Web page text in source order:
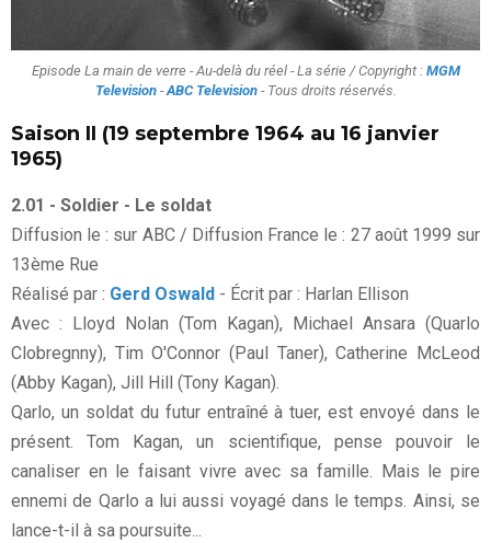
Episode La main de verre - Au-delà du réel - La série / Copyright : MGM
Television-ABC Television- Tous droits réservés.
Saison II (19 septembre 1964 au 16 janvier
1965)
2.01 - Soldier - Le soldat
Diffusion le : sur ABC / Diffusion France le : 27 août 1999 sur
13ème Rue
Réalisé par : Gerd Oswald - Écrit par : Harlan Ellison
Avec : Lloyd Nolan (Tom Kagan), Michael Ansara (Quarlo
Clobregnny), Tim O'Connor (Paul Taner), Catherine McLeod
(Abby Kagan), Jill Hill (Tony Kagan).
Qarlo, un soldat du futur entraîné à tuer, est envoyé dans le
présent. Tom Kagan, un scientifique, pense pouvoir le
canaliser en le faisant vivre avec sa famille. Mais le pire
ennemi de Qarlo a lui aussi voyagé dans le temps. Ainsi, se
lance-t-il à sa poursuite...